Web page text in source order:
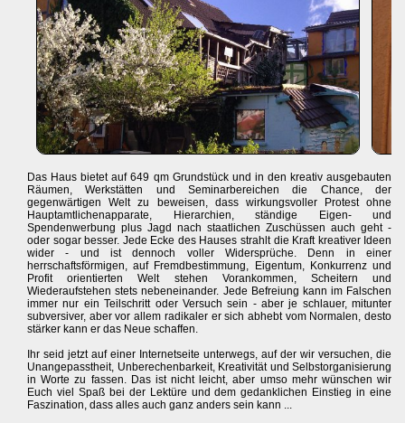
Das Haus bietet auf 649 qm Grundstück und in den kreativ ausgebauten
Räumen, Werkstätten und Seminarbereichen die Chance, der
gegenwärtigen Welt zu beweisen, dass wirkungsvoller Protest ohne
Hauptamtlichenapparate, Hierarchien, ständige Eigen- und
Spendenwerbung plus Jagd nach staatlichen Zuschüssen auch geht -
oder sogar besser. Jede Ecke des Hauses strahlt die Kraft kreativer Ideen
wider - und ist dennoch voller Widersprüche. Denn in einer
herrschaftsförmigen, auf Fremdbestimmung, Eigentum, Konkurrenz und
Profit orientierten Welt stehen Vorankommen, Scheitern und
Wiederaufstehen stets nebeneinander. Jede Befreiung kann im Falschen
immer nur ein Teilschritt oder Versuch sein - aber je schlauer, mitunter
subversiver, aber vor allem radikaler er sich abhebt vom Normalen, desto
stärker kann er das Neue schaffen.
Ihr seid jetzt auf einer Internetseite unterwegs, auf der wir versuchen, die
Unangepasstheit, Unberechenbarkeit, Kreativität und Selbstorganisierung
in Worte zu fassen. Das ist nicht leicht, aber umso mehr wünschen wir
Euch viel Spaß bei der Lektüre und dem gedanklichen Einstieg in eine
Faszination, dass alles auch ganz anders sein kann ...